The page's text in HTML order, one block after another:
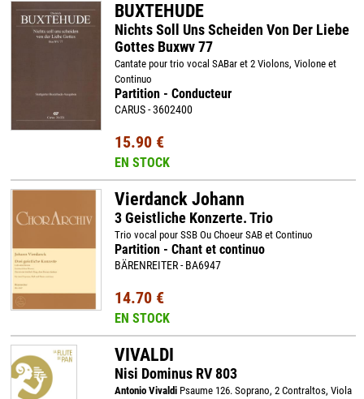
BUXTEHUDE
Nichts Soll Uns Scheiden Von Der Liebe
Gottes Buxwv 77
Cantate pour trio vocal SABar et 2 Violons, Violone et
Continuo
Partition - Conducteur
CARUS - 3602400
15.90 €
EN STOCK
Vierdanck Johann
3 Geistliche Konzerte. Trio
Trio vocal pour SSB Ou Choeur SAB et Continuo
Partition - Chant et continuo
BÄRENREITER - BA6947
14.70 €
EN STOCK
VIVALDI
Nisi Dominus RV 803
Antonio VivaldiPsaume 126. Soprano, 2 Contraltos, Viola